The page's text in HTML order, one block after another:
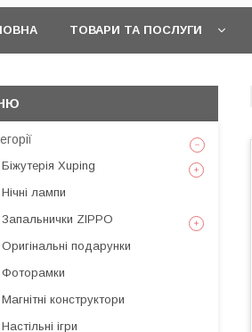
ТОВАРИ ТА ПОСЛУГИ
Біжутерія Xuping
Нічні лампи
Запальнички ZIPPO
Оригінальні подарунки
Фоторамки
Магнітні конструктори
Настільні ігри